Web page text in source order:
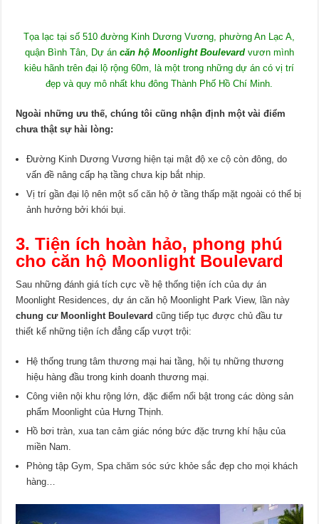
Tọa lạc tại số 510 đường Kinh Dương Vương, phường An Lạc A,
quận Bình Tân, Dự án căn hộ Moonlight Boulevardvươn mình
kiêu hãnh trên đại lộ rộng 60m, là một trong những dự án có vị trí
đẹp và quy mô nhất khu đông Thành Phố Hồ Chí Minh.
Ngoài những ưu thế, chúng tôi cũng nhận định một vài điểm
chưa thật sự hài lòng:
Đường Kinh Dương Vương hiện tại mật độ xe cộ còn đông, do
vấn đề nâng cấp hạ tầng chưa kịp bắt nhịp.
Vị trí gần đại lộ nên một số căn hộ ở tầng thấp mặt ngoài có thể bị
ảnh hưởng bởi khói bụi.
3. Tiện ích hoàn hảo, phong phú
cho căn hộ Moonlight Boulevard
Sau những đánh giá tích cực về hệ thống tiện ích của dự án
Moonlight Residences, dự án căn hộ Moonlight Park View, lần này
chung cư Moonlight Boulevard cũng tiếp tục được chủ đầu tư
thiết kế những tiện ích đẳng cấp vượt trội:
Hệ thống trung tâm thương mại hai tầng, hội tụ những thương
hiệu hàng đầu trong kinh doanh thương mại.
Công viên nội khu rộng lớn, đặc điểm nổi bật trong các dòng sản
phẩm Moonlight của Hưng Thịnh.
Hồ bơi tràn, xua tan cảm giác nóng bức đặc trưng khí hậu của
miền Nam.
Phòng tập Gym, Spa chăm sóc sức khỏe sắc đẹp cho mọi khách
hàng…